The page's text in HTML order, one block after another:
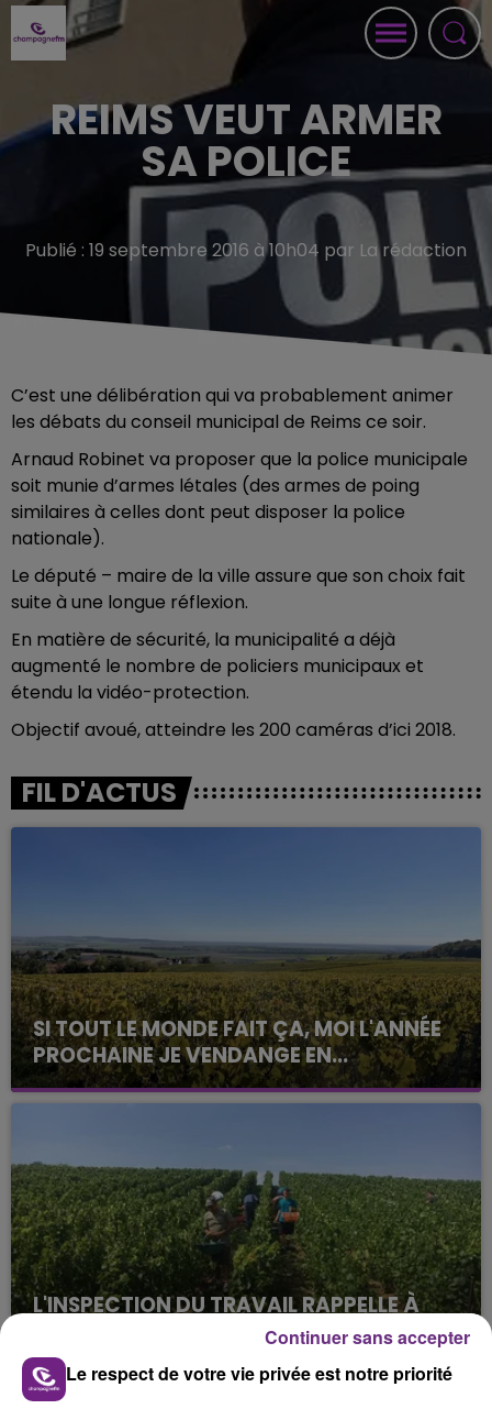
REIMS VEUT ARMER
SA POLICE
Publié : 19 septembre 2016 à 10h04 par La rédaction
C’est une délibération qui va probablement animer
les débats du conseil municipal de Reims ce soir.
Arnaud Robinet va proposer que la police municipale
soit munie d’armes létales (des armes de poing
similaires à celles dont peut disposer la police
nationale).
Le député – maire de la ville assure que son choix fait
suite à une longue réflexion.
En matière de sécurité, la municipalité a déjà
augmenté le nombre de policiers municipaux et
étendu la vidéo-protection.
Objectif avoué, atteindre les 200 caméras d’ici 2018.
FIL D'ACTUS
SI TOUT LE MONDE FAIT ÇA, MOI L'ANNÉE
PROCHAINE JE VENDANGE EN...
La vendange en Champagne a débuté ce jeudi 6
août dans la commune de Montgueux (Aube). Du
L'INSPECTION DU TRAVAIL RAPPELLE À
L'ORDRE SUR LES CONDITIONS DE...
Alors que les dates de début des vendange 2026
s'est avéré être plus précoce que prévu,
Le respect de votre vie privée est notre priorité
Continuer sans accepter